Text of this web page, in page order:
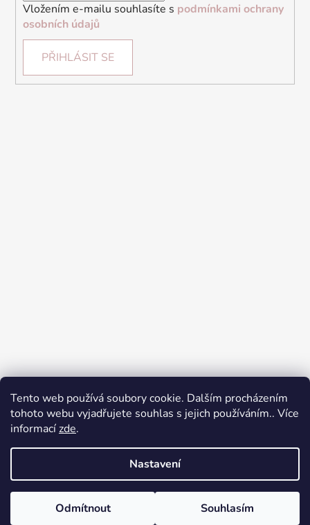
Tento web používá soubory cookie. Dalším procházením
tohoto webu vyjadřujete souhlas s jejich používáním.. Více
informacízde.
Nastavení
Odmítnout Souhlasím
Vložením e-mailu souhlasíte s podmínkami ochrany
osobních údajů
PŘIHLÁSIT SE
Přijímáme online platby
Vytvořil Shoptet